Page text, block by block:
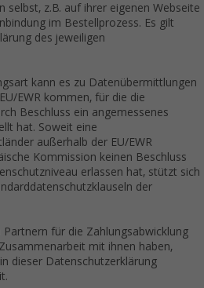
selbst, z.B. auf ihrer eigenen Webseite
im Bestellprozess. Es gilt
des jeweiligen
kann es zu Datenübermittlungen
EWR kommen, für die die
Beschluss ein angemessenes
hat. Soweit eine
außerhalb der EU/EWR
Kommission keinen Beschluss
erlassen hat, stützt sich
der
Partnern für die Zahlungsabwicklung
mit ihnen haben,
dieser Datenschutzerklärung